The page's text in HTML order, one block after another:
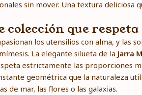
sin mover. Una textura
colección que
los utensilios con alma, y las
La elegante silueta de la Jarra
estrictamente las proporciones
geométrica que la naturaleza
de mar, las flores o las galaxias.